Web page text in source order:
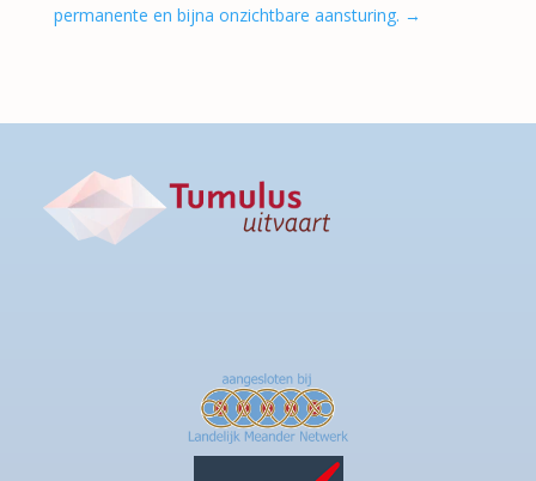
permanente en bijna onzichtbare aansturing. →